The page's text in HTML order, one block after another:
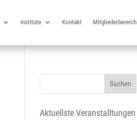
Institute Kontakt Mitgliederbereich
Aktuellste Veranstalltungen